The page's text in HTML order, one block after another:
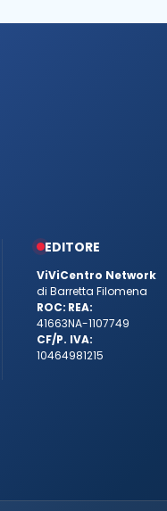
EDITORE
ViViCentro Network
di Barretta Filomena
ROC:
41663
REA:
NA-1107749
CF/P. IVA:
10464981215